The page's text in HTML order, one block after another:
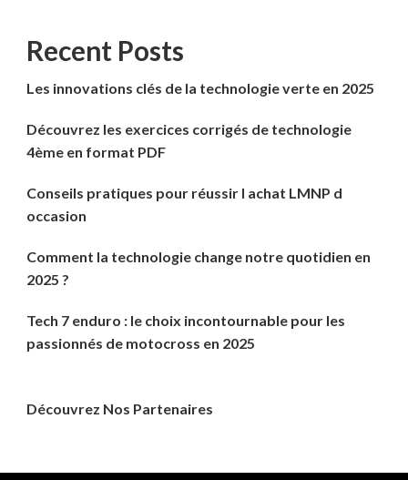
Recent Posts
Les innovations clés de la technologie verte en 2025
Découvrez les exercices corrigés de technologie
4ème en format PDF
Conseils pratiques pour réussir l achat LMNP d
occasion
Comment la technologie change notre quotidien en
2025 ?
Tech 7 enduro : le choix incontournable pour les
passionnés de motocross en 2025
Découvrez Nos Partenaires